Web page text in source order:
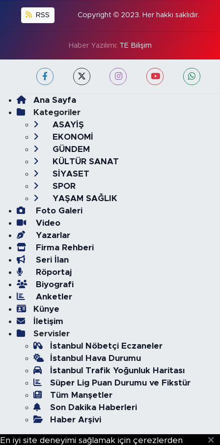
RSS Copyright © 2023. Her hakkı saklıdır.
Haber Yazılımı: TE Bilişim
Ana Sayfa
Kategoriler
ASAYİŞ
EKONOMİ
GÜNDEM
KÜLTÜR SANAT
SİYASET
SPOR
YAŞAM SAĞLIK
Foto Galeri
Video
Yazarlar
Firma Rehberi
Seri İlan
Röportaj
Biyografi
Anketler
Künye
İletişim
Servisler
İstanbul Nöbetçi Eczaneler
İstanbul Hava Durumu
İstanbul Trafik Yoğunluk Haritası
Süper Lig Puan Durumu ve Fikstür
Tüm Manşetler
Son Dakika Haberleri
Haber Arşivi
En iyi site deneyimi sağlamak için çerezlerden